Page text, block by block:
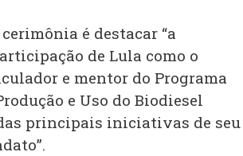
é destacar “a
de Lula como o
e mentor do Programa
e Uso do Biodiesel
principais iniciativas de seu